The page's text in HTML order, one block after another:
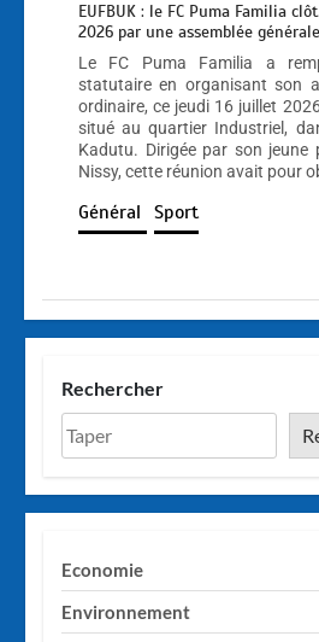
EUFBUK : le FC Puma Familia
2026 par une assemblée
Le FC Puma Familia a
statutaire en organisant son
ordinaire, ce jeudi 16 juillet
situé au quartier Industriel,
Kadutu. Dirigée par son jeune
Nissy, cette réunion avait pour
Général Sport
Rechercher
Economie
Environnement